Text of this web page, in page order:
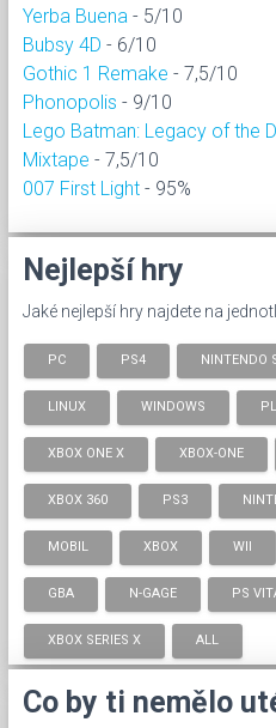
Yerba Buena - 5/10
Bubsy 4D - 6/10
Gothic 1 Remake - 7,5/10
Phonopolis - 9/10
Lego Batman: Legacy of the
Mixtape - 7,5/10
007 First Light - 95%
Nejlepší hry
Jaké nejlepší hry najdete na
PC PS4 NINTENDO
LINUX WINDOWS
XBOX ONE X XBOX-ONE
XBOX 360 PS3
MOBIL XBOX WII
GBA N-GAGE PS
XBOX SERIES X ALL
Co by ti nemělo